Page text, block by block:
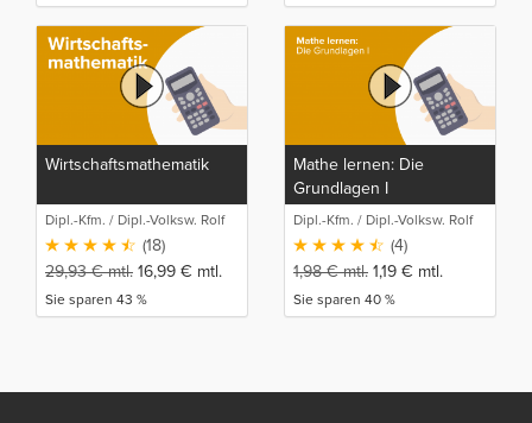
Wirtschaftsmathematik
Dipl.-Kfm. / Dipl.-Volksw. Rolf
Stahlberger
(18)
29,93€mtl. 16,99 € mtl.
Sie sparen 43 %
Mathe lernen: Die
Grundlagen I
Dipl.-Kfm. / Dipl.-Volksw. Rolf
Stahlberger
(4)
1,98€mtl. 1,19 € mtl.
Sie sparen 40 %